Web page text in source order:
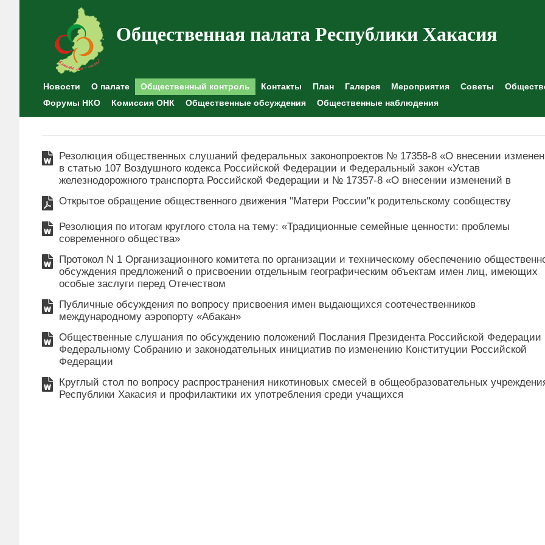
Общественная палата Республики Хакасия
Новости О палате Общественный контроль Контакты План Галерея Мероприятия Советы
Форумы НКО
Комиссия ОНК Общественные обсуждения Общественные наблюдения
Резолюция общественных слушаний федеральных законопроектов № 17358-8 «О внесении
в статью 107 Воздушного кодекса Российской Федерации и Федеральный закон «Устав
железнодорожного транспорта Российской Федерации и № 17357-8 «О внесении изменений в
Открытое обращение общественного движения "Матери России"к родительскому сообществу
Резолюция по итогам круглого стола на тему: «Традиционные семейные ценности: проблемы
современного общества»
Протокол N 1 Организационного комитета по организации и техническому обеспечению
обсуждения предложений о присвоении отдельным географическим объектам имен лиц, имеющих
особые заслуги перед Отечеством
Публичные обсуждения по вопросу присвоения имен выдающихся соотечественников
международному аэропорту «Абакан»
Общественные слушания по обсуждению положений Послания Президента Российской Федерации
Федеральному Собранию и законодательных инициатив по изменению Конституции Российской
Федерации
Круглый стол по вопросу распространения никотиновых смесей в общеобразовательных
Республики Хакасия и профилактики их употребления среди учащихся